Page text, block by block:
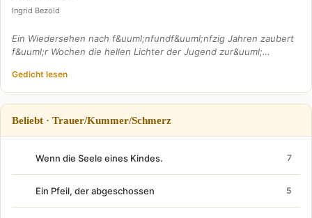
Ingrid Bezold
Ein Wiedersehen nach f&uuml;nfundf&uuml;nfzig Jahren zaubert
f&uuml;r Wochen die hellen Lichter der Jugend zur&uuml;…
Gedicht lesen
Beliebt · Trauer/Kummer/Schmerz
Wenn die Seele eines Kindes. 7
Ein Pfeil, der abgeschossen 5